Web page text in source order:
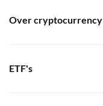
Over cryptocurrency
ETF's